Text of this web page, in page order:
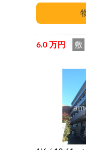
6.0 万円 敷